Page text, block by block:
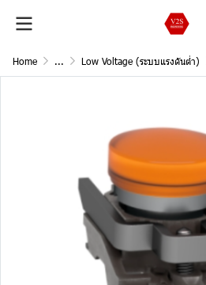
Home ... Low Voltage (ระบบแรงดันต่ำ)